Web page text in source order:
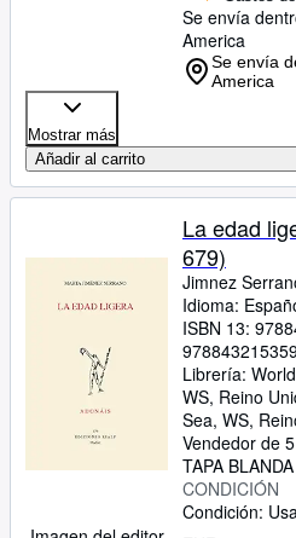
Se envía
America
Se envía
America
Mostrar más
Añadir al carrito
La edad
679)
Jimnez
Idioma:
ISBN 13:
Librería:
WS, Reino
Sea, WS,
Vendedor de
TAPA BLANDA
CONDICIÓN
Condición: